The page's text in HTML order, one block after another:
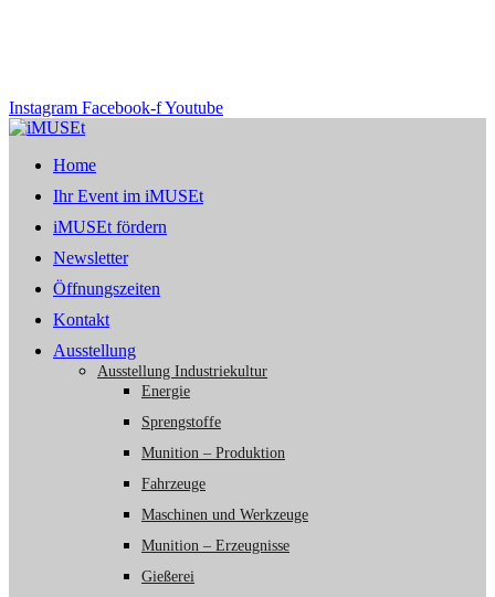
Instagram Facebook-fYoutube
Home
Ihr Event im iMUSEt
iMUSEt fördern
Newsletter
Öffnungszeiten
Kontakt
Ausstellung
Ausstellung Industriekultur
Energie
Sprengstoffe
Munition – Produktion
Fahrzeuge
Maschinen und Werkzeuge
Munition – Erzeugnisse
Gießerei